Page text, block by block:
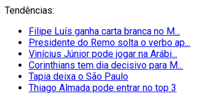
Tendências:
Filipe Luís ganha carta branca no M...
Presidente do Remo solta o verbo ap...
Vinícius Júnior pode jogar na Arábi...
Corinthians tem dia decisivo para M...
Tapia deixa o São Paulo
Thiago Almada pode entrar no top 3